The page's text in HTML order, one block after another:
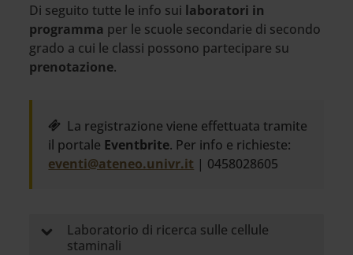
Di seguito tutte le info sui laboratori in
programma per le scuole secondarie di secondo
grado a cui le classi possono partecipare su
prenotazione.
La registrazione viene effettuata tramite
il portale Eventbrite. Per info e richieste:
eventi@ateneo.univr.it | 0458028605
Laboratorio di ricerca sulle cellule
staminali